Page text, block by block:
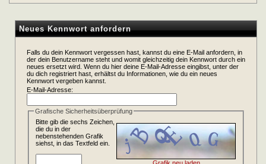
Neues Kennwort anfordern
Falls du dein Kennwort vergessen hast, kannst du eine E-Mail anfordern, in
der dein Benutzername steht und womit gleichzeitig dein Kennwort durch ein
neues ersetzt wird. Wenn du hier deine E-Mail-Adresse eingibst, unter der
du dich registriert hast, erhältst du Informationen, wie du ein neues
Kennwort vergeben kannst.
E-Mail-Adresse:
Grafische Sicherheitsüberprüfung
Bitte gib die sechs Zeichen,
die du in der
nebenstehenden Grafik
siehst, in das Textfeld ein.